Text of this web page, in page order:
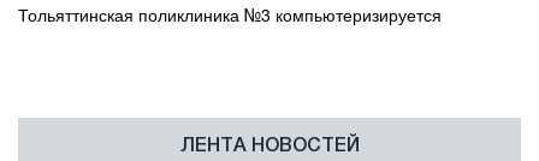
Тольяттинская поликлиника №3 компьютеризируется
ЛЕНТА НОВОСТЕЙ